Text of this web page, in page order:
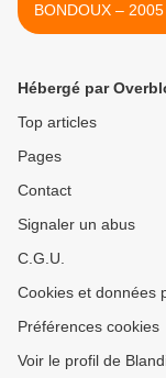
BONDOUX – 2005
ans)
Hébergé par
Top articles
Pages
Contact
Signaler un abus
C.G.U.
Cookies et données
Préférences cookies
Voir le profil de